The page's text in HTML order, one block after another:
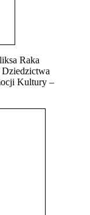
Raka
Kultury –